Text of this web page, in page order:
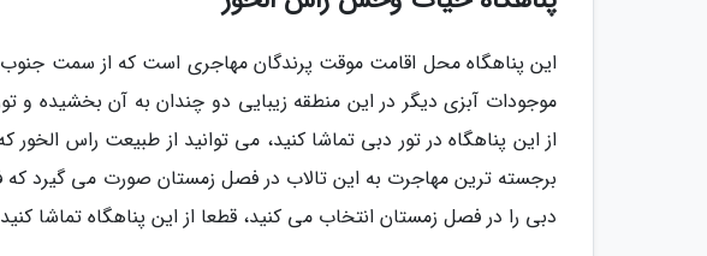
این پناهگاه محل اقامت موقت پرندگان مهاجری است که از سمت
موجودات آبزی دیگر در این منطقه زیبایی دو چندان به آن بخشیده و
از این پناهگاه در تور دبی تماشا کنید، می توانید از طبیعت راس
برجسته ترین مهاجرت به این تالاب در فصل زمستان صورت می گیرد که
دبی را در فصل زمستان انتخاب می کنید، قطعا از این پناهگاه تماشا